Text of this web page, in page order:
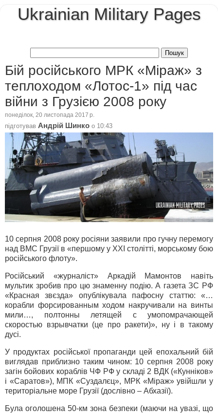
Ukrainian Military Pages
Бій російського МРК «Міраж» з
теплоходом «Лотос-1» під час
війни з Грузією 2008 року
понеділок, 20 листопада 2017 р.
підготував Андрій Шинко о 10:43
10 серпня 2008 року росіяни заявили про гучну перемогу
над ВМС Грузії в «першому у ХХІ столітті, морському бою
російського флоту».
Російський «журналіст» Аркадій Мамонтов навіть
мультик зробив про цю знаменну подію. А газета ЗС РФ
«Красная звєзда» опублікувала пафосну статтю: «…
корабли форсированным ходом накручивали на винты
мили…, полтонны летящей с умопомрачающей
скоростью взрывчатки (це про ракети)», ну і в такому
дусі.
У продуктах російської пропаганди цей епохальний бій
виглядав приблизно таким чином: 10 серпня 2008 року
загін бойових кораблів ЧФ РФ у складі 2 ВДК («Кунніков»
і «Саратов»), МПК «Суздалєц», МРК «Міраж» увійшли у
територіальне море Грузії (дослівно – Абхазії).
Була оголошена 50-км зона безпеки (маючи на увазі, що